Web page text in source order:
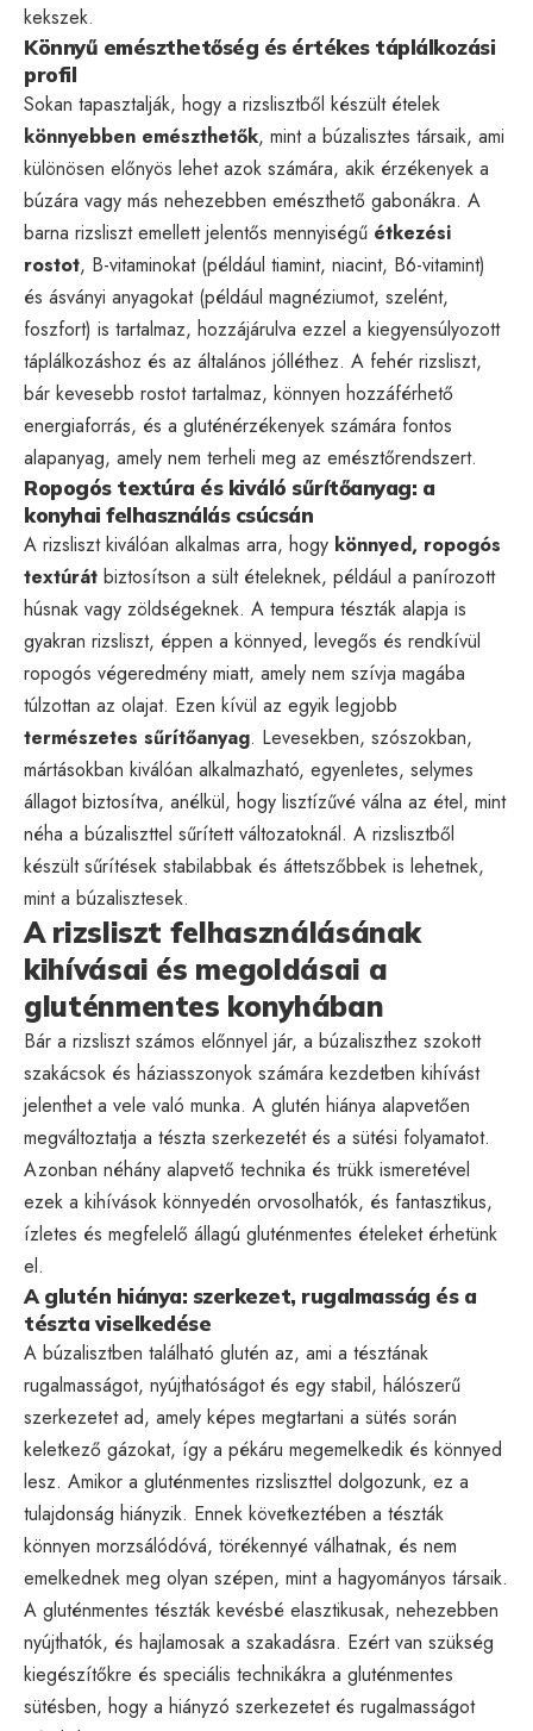
kekszek.
Könnyű emészthetőség és értékes táplálkozási
profil
Sokan tapasztalják, hogy a rizslisztből készült ételek
könnyebben emészthetők, mint a búzalisztes társaik, ami
különösen előnyös lehet azok számára, akik érzékenyek a
búzára vagy más nehezebben emészthető gabonákra. A
barna rizsliszt emellett jelentős mennyiségű étkezési
rostot, B-vitaminokat (például tiamint, niacint, B6-vitamint)
és ásványi anyagokat (például magnéziumot, szelént,
foszfort) is tartalmaz, hozzájárulva ezzel a kiegyensúlyozott
táplálkozáshoz és az általános jólléthez. A fehér rizsliszt,
bár kevesebb rostot tartalmaz, könnyen hozzáférhető
energiaforrás, és a gluténérzékenyek számára fontos
alapanyag, amely nem terheli meg az emésztőrendszert.
Ropogós textúra és kiváló sűrítőanyag: a
konyhai felhasználás csúcsán
A rizsliszt kiválóan alkalmas arra, hogy könnyed, ropogós
textúrát biztosítson a sült ételeknek, például a panírozott
húsnak vagy zöldségeknek. A tempura tészták alapja is
gyakran rizsliszt, éppen a könnyed, levegős és rendkívül
ropogós végeredmény miatt, amely nem szívja magába
túlzottan az olajat. Ezen kívül az egyik legjobb
természetes sűrítőanyag. Levesekben, szószokban,
mártásokban kiválóan alkalmazható, egyenletes, selymes
állagot biztosítva, anélkül, hogy lisztízűvé válna az étel, mint
néha a búzaliszttel sűrített változatoknál. A rizslisztből
készült sűrítések stabilabbak és áttetszőbbek is lehetnek,
mint a búzalisztesek.
A rizsliszt felhasználásának
kihívásai és megoldásai a
gluténmentes konyhában
Bár a rizsliszt számos előnnyel jár, a búzaliszthez szokott
szakácsok és háziasszonyok számára kezdetben kihívást
jelenthet a vele való munka. A glutén hiánya alapvetően
megváltoztatja a tészta szerkezetét és a sütési folyamatot.
Azonban néhány alapvető technika és trükk ismeretével
ezek a kihívások könnyedén orvosolhatók, és fantasztikus,
ízletes és megfelelő állagú gluténmentes ételeket érhetünk
el.
A glutén hiánya: szerkezet, rugalmasság és a
tészta viselkedése
A búzalisztben található glutén az, ami a tésztának
rugalmasságot, nyújthatóságot és egy stabil, hálószerű
szerkezetet ad, amely képes megtartani a sütés során
keletkező gázokat, így a pékáru megemelkedik és könnyed
lesz. Amikor a gluténmentes rizsliszttel dolgozunk, ez a
tulajdonság hiányzik. Ennek következtében a tészták
könnyen morzsálódóvá, törékennyé válhatnak, és nem
emelkednek meg olyan szépen, mint a hagyományos társaik.
A gluténmentes tészták kevésbé elasztikusak, nehezebben
nyújthatók, és hajlamosak a szakadásra. Ezért van szükség
kiegészítőkre és speciális technikákra a gluténmentes
sütésben, hogy a hiányzó szerkezetet és rugalmasságot